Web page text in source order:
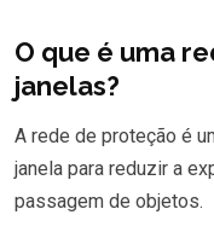
O que é uma
janelas?
A rede de proteção é
janela para reduzir a
passagem de objetos.